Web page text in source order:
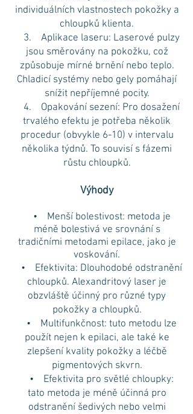
individuálních vlastnostech pokožky a
chloupků klienta.
3. Aplikace laseru: Laserové pulzy
jsou směrovány na pokožku, což
způsobuje mírné brnění nebo teplo.
Chladicí systémy nebo gely pomáhají
snížit nepříjemné pocity.
4. Opakování sezení: Pro dosažení
trvalého efektu je potřeba několik
procedur (obvykle 6-10) v intervalu
několika týdnů. To souvisí s fázemi
růstu chloupků.
Výhody
• Menší bolestivost: metoda je
méně bolestivá ve srovnání s
tradičními metodami epilace, jako je
voskování.
• Efektivita: Dlouhodobé odstranění
chloupků. Alexandritový laser je
obzvláště účinný pro různé typy
pokožky a chloupků.
• Multifunkčnost: tuto metodu lze
použít nejen k epilaci, ale také ke
zlepšení kvality pokožky a léčbě
pigmentových skvrn.
• Efektivita pro světlé chloupky:
tato metoda je méně účinná pro
odstranění šedivých nebo velmi